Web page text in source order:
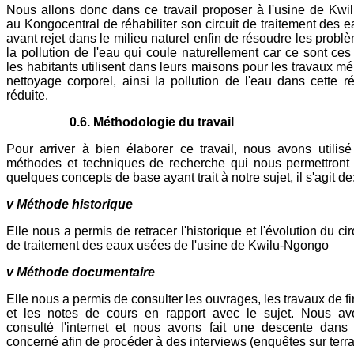
Nous allons donc dans ce travail proposer à l'usine de
au Kongocentral de réhabiliter son circuit de traitement des
avant rejet dans le milieu naturel enfin de résoudre les
la pollution de l'eau qui coule naturellement car ce sont
les habitants utilisent dans leurs maisons pour les travaux
nettoyage corporel, ainsi la pollution de l'eau dans cette
réduite.
0.6. Méthodologie du travail
Pour arriver à bien élaborer ce travail, nous avons utilisé
méthodes et techniques de recherche qui nous
quelques concepts de base ayant trait à notre sujet, il s'agit
v Méthode historique
Elle nous a permis de retracer l'historique et l'évolution du
de traitement des eaux usées de l'usine de Kwilu-Ngongo
v Méthode documentaire
Elle nous a permis de consulter les ouvrages, les travaux de
et les notes de cours en rapport avec le sujet. Nous
consulté l'internet et nous avons fait une descente
concerné afin de procéder à des interviews (enquêtes sur